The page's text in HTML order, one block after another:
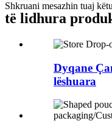
Shkruani mesazhin tuaj
të lidhura
Dyqane
lëshuara